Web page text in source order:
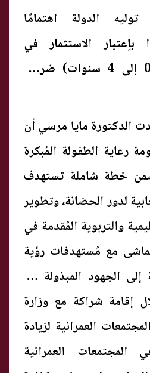
الدولة اهتمامًا
باِعتبار الاستثمار في
الأطفال من سن (0 إلى 4 سنوات) ضرورة
الدكتورة مايا مرسي أن
رعاية الطفولة المُبكرة
خطة شاملة تستهدف
لدور الحضانة، وتطوير
والتربوية المُقدمة في
مع مُستهدفات رؤية
مُنوهة إلى الجهود المبذولة في
إقامة شراكة مع وزارة
العمرانية لزيادة
العمرانية